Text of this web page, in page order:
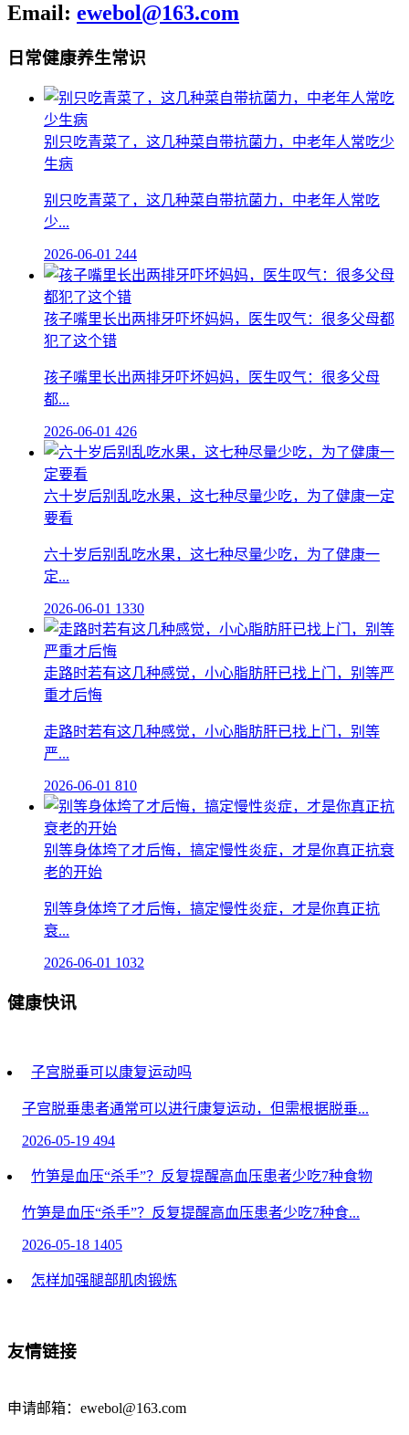
Email: ewebol@163.com
日常健康养生常识
别只吃青菜了，这几种菜自带抗菌力，中老年人常吃少
生病
别只吃青菜了，这几种菜自带抗菌力，中老年人常吃
少...
2026-06-01 244
孩子嘴里长出两排牙吓坏妈妈，医生叹气：很多父母都
犯了这个错
孩子嘴里长出两排牙吓坏妈妈，医生叹气：很多父母
都...
2026-06-01 426
六十岁后别乱吃水果，这七种尽量少吃，为了健康一定
要看
六十岁后别乱吃水果，这七种尽量少吃，为了健康一
定...
2026-06-01 1330
走路时若有这几种感觉，小心脂肪肝已找上门，别等严
重才后悔
走路时若有这几种感觉，小心脂肪肝已找上门，别等
严...
2026-06-01 810
别等身体垮了才后悔，搞定慢性炎症，才是你真正抗衰
老的开始
别等身体垮了才后悔，搞定慢性炎症，才是你真正抗
衰...
2026-06-01 1032
健康快讯
子宫脱垂可以康复运动吗
子宫脱垂患者通常可以进行康复运动，但需根据脱垂...
2026-05-19 494
竹笋是血压“杀手”？反复提醒高血压患者少吃7种食物
竹笋是血压“杀手”？反复提醒高血压患者少吃7种食...
2026-05-18 1405
怎样加强腿部肌肉锻炼
2026-05-08
事
友情链接
申请邮箱：ewebol@163.com